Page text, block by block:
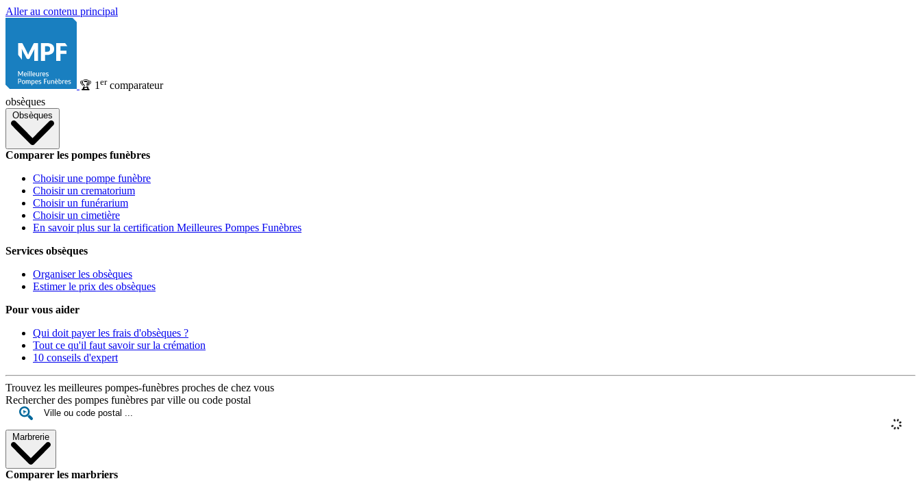
Aller au contenu principal
🏆 1 ercomparateur
obsèques
Obsèques
Comparer les pompes funèbres
Choisir une pompe funèbre
Choisir un crematorium
Choisir un funérarium
Choisir un cimetière
En savoir plus sur la certification Meilleures Pompes Funèbres
Services obsèques
Organiser les obsèques
Estimer le prix des obsèques
Pour vous aider
Qui doit payer les frais d'obsèques ?
Tout ce qu'il faut savoir sur la crémation
10 conseils d'expert
Trouvez les meilleures pompes-funèbres proches de chez vous
Rechercher des pompes funèbres par ville ou code postal
Marbrerie
Comparer les marbriers